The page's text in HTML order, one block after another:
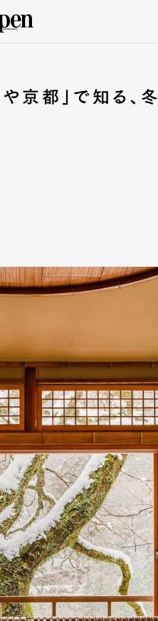
京都」で知る、冬